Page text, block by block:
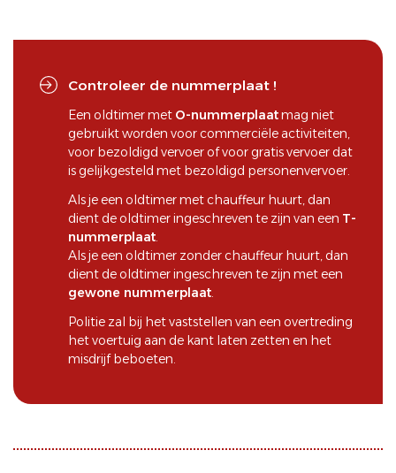
Controleer de nummerplaat !
Een oldtimer met O-nummerplaatmag niet
gebruikt worden voor commerciële activiteiten,
voor bezoldigd vervoer of voor gratis vervoer dat
is gelijkgesteld met bezoldigd personenvervoer.
Als je een oldtimer met chauffeur huurt, dan
dient de oldtimer ingeschreven te zijn van een T-
nummerplaat.
Als je een oldtimer zonder chauffeur huurt, dan
dient de oldtimer ingeschreven te zijn met een
gewone nummerplaat.
Politie zal bij het vaststellen van een overtreding
het voertuig aan de kant laten zetten en het
misdrijf beboeten.